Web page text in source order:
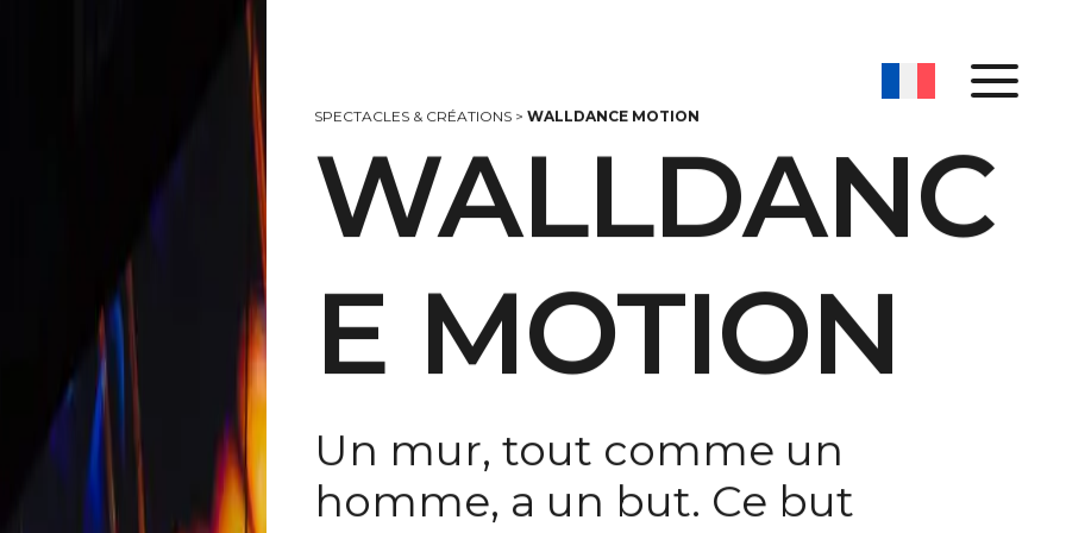
WALLDANC
E MOTION
Un mur, tout comme un
homme, a un but. Ce but